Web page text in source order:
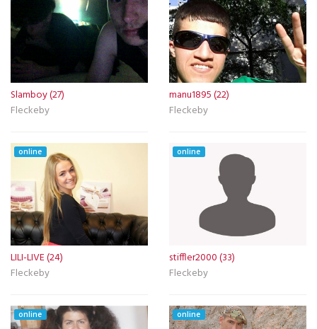
Slamboy (27)
Fleckeby
manu1895 (22)
Fleckeby
online
LILI-LIVE (24)
Fleckeby
online
stiffler2000 (33)
Fleckeby
online online